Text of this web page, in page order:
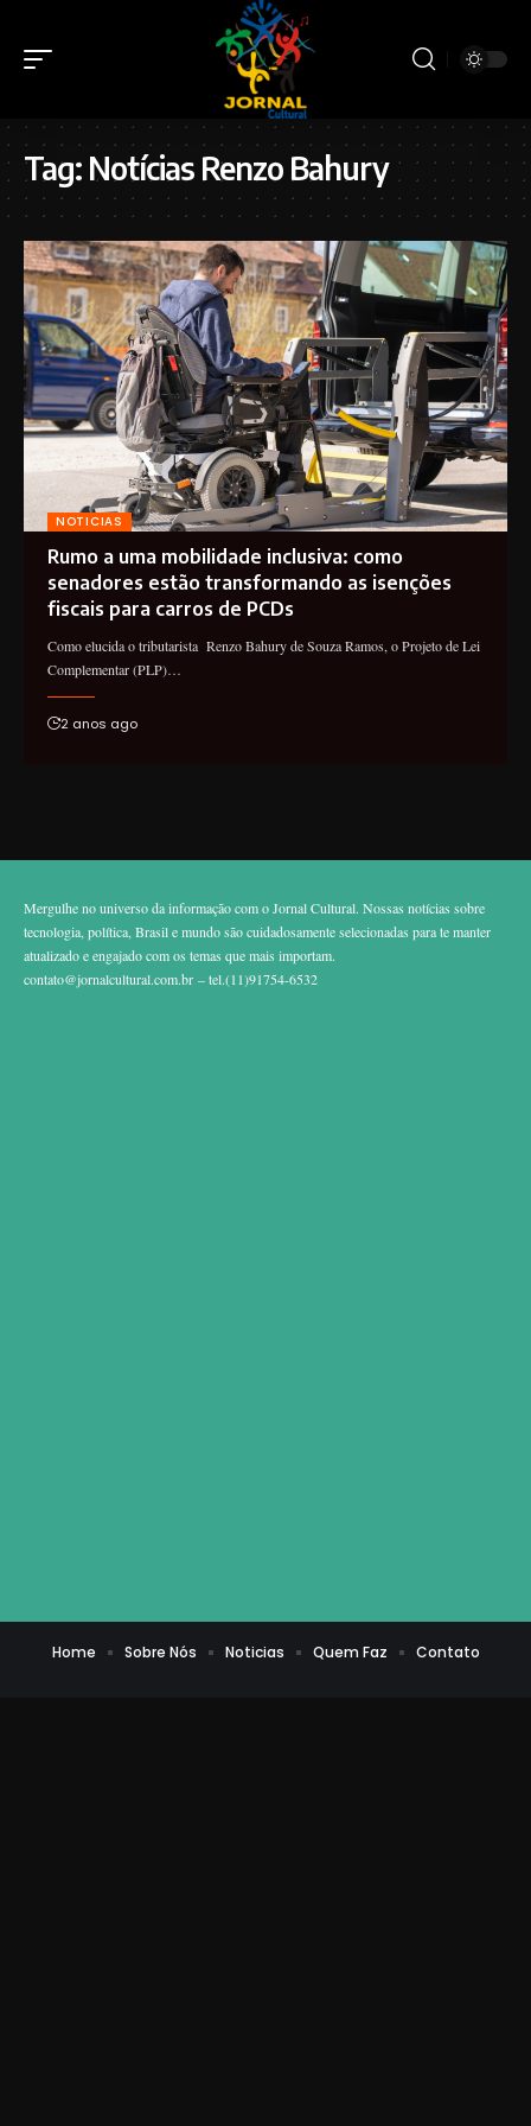
Tag: Notícias Renzo Bahury
NOTICIAS
Rumo a uma mobilidade inclusiva: como
senadores estão transformando as isenções
fiscais para carros de PCDs
Como elucida o tributarista Renzo Bahury de Souza Ramos, o Projeto de Lei
Complementar (PLP)…
2 anos ago
Mergulhe no universo da informação com o Jornal Cultural. Nossas notícias sobre
tecnologia, política, Brasil e mundo são cuidadosamente selecionadas para te manter
atualizado e engajado com os temas que mais importam.
contato@jornalcultural.com.br – tel.(11)91754-6532
Home Sobre Nós Noticias Quem Faz Contato